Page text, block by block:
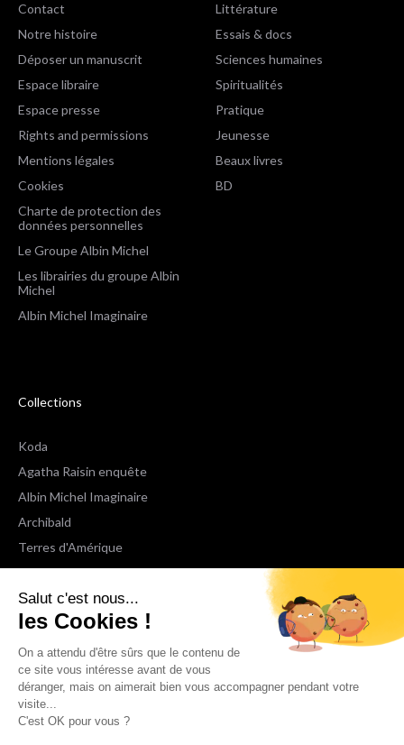
Salut c'est nous...
les Cookies !
On a attendu d'être sûrs que le contenu de
ce site vous intéresse avant de vous
déranger, mais on aimerait bien vous accompagner pendant votre
visite...
C'est OK pour vous ?
Contact
Notre histoire
Déposer un manuscrit
Espace libraire
Espace presse
Rights and permissions
Mentions légales
Cookies
Charte de protection des
données personnelles
Le Groupe Albin Michel
Les librairies du groupe Albin
Michel
Albin Michel Imaginaire
Littérature
Essais & docs
Sciences humaines
Spiritualités
Pratique
Jeunesse
Beaux livres
BD
Collections
Koda
Agatha Raisin enquête
Albin Michel Imaginaire
Archibald
Terres d'Amérique
Espaces Libres Poche
NOX
Wiz
Voir toutes les collections
Nous suivre